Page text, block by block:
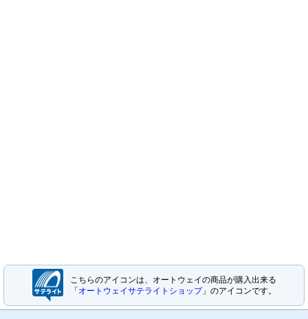
こちらのアイコンは、オートウェイの商品が購入出来る
「 オートウェイサテライトショップ」のアイコンです。